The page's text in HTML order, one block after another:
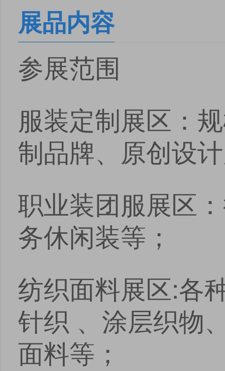
展品内容
参展范围
服装定制展区：
制品牌、原创设
职业装团服展区
务休闲装等；
纺织面料展区:各
针织 、涂层织物
面料等；